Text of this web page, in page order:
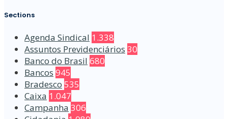
Sections
Agenda Sindical 1.338
Assuntos Previdenciários 30
Banco do Brasil 680
Bancos 945
Bradesco 535
Caixa 1.047
Campanha 306